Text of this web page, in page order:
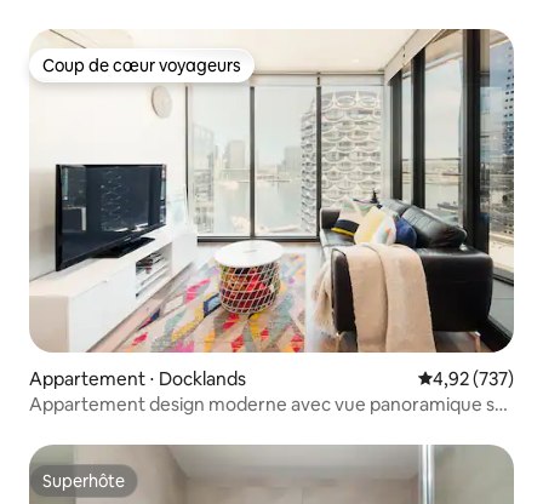
Coup de cœur voyageurs
Coup de cœur voyageurs
Appartement ⋅ Docklands Évaluation
4,92 (737)
Appartement design moderne avec vue panoramique sur
Superhôte
Superhôte